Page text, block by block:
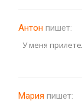
Антон пишет:
У меня
Мария пишет: